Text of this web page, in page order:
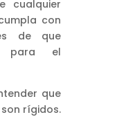
cualquier
con
de que
para el
que
rígidos.